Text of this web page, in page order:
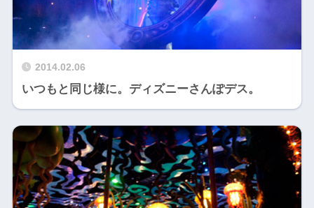
2014.02.06
いつもと同じ様に。ディズニーさんぽデス。